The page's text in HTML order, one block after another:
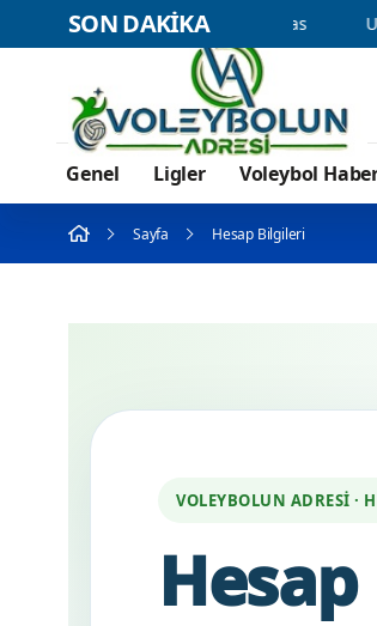
SON DAKİKA
resmi forma sponsoru adidas U17
Genel Ligler Voleybol
Sayfa Hesap Bilgileri
VOLEYBOLUN ADRESI ·